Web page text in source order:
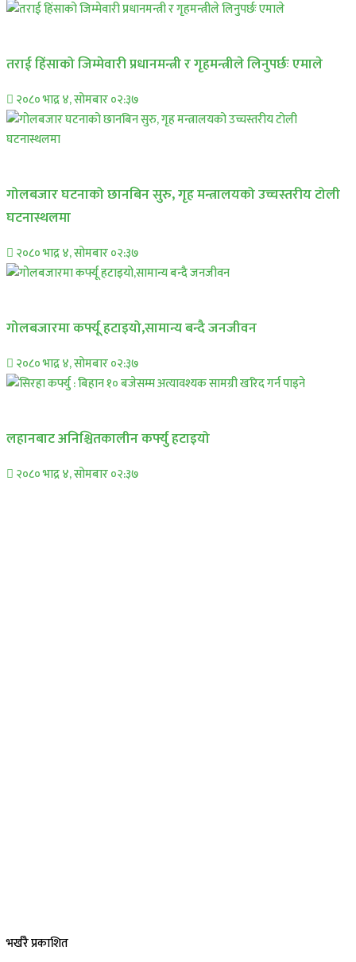
तराई हिंसाको जिम्मेवारी प्रधानमन्त्री र गृहमन्त्रीले लिनुपर्छः एमाले
२०८० भाद्र ४, सोमबार ०२:३७
गोलबजार घटनाको छानबिन सुरु, गृह मन्त्रालयको उच्चस्तरीय टोली
घटनास्थलमा
२०८० भाद्र ४, सोमबार ०२:३७
गोलबजारमा कर्फ्यू हटाइयो,सामान्य बन्दै जनजीवन
२०८० भाद्र ४, सोमबार ०२:३७
लहानबाट अनिश्चितकालीन कर्फ्यु हटाइयो
२०८० भाद्र ४, सोमबार ०२:३७
भर्खरै प्रकाशित